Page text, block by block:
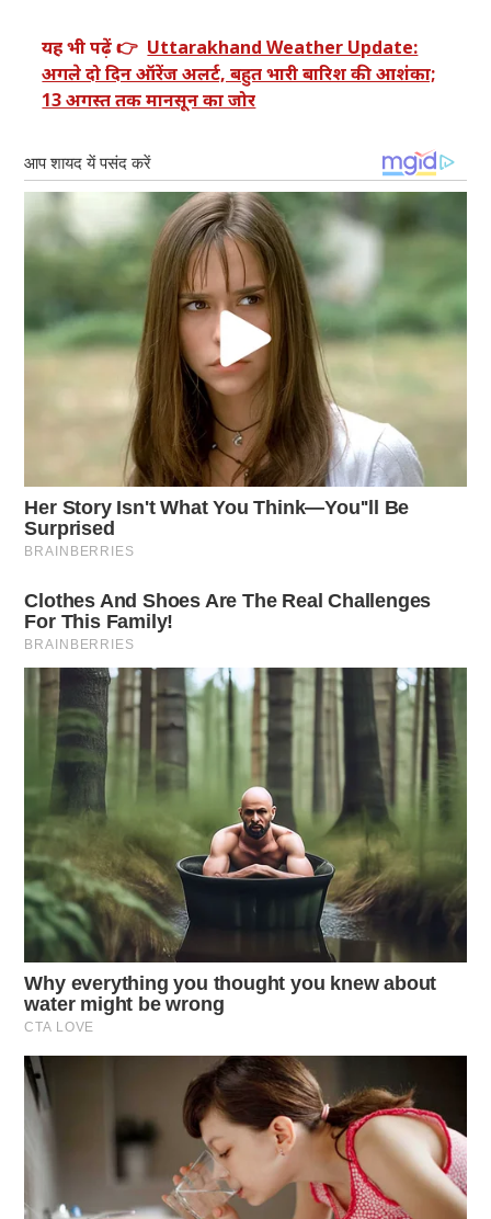
यह भी पढ़ें 👉 Uttarakhand Weather Update:
अगले दो दिन ऑरेंज अलर्ट, बहुत भारी बारिश की आशंका;
13 अगस्त तक मानसून का जोर